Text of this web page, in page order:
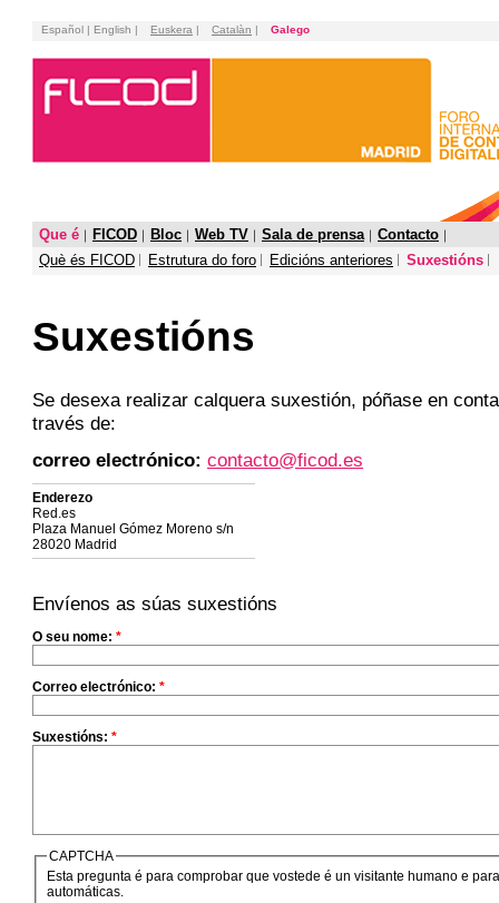
Español | English | Euskera | Catalàn | Galego
Que é FICOD Bloc Web TV Sala de prensa
Contacto
Què és FICOD
Estrutura do foro Edicións anteriores Suxestións
Suxestións
Se desexa realizar calquera suxestión, póñase en
través de:
correo electrónico: contacto@ficod.es
Enderezo
Red.es
Plaza Manuel Gómez Moreno s/n
28020 Madrid
Envíenos as súas suxestións
O seu nome: *
Correo electrónico: *
Suxestións: *
CAPTCHA
Esta pregunta é para comprobar que vostede é un visitante humano e
automáticas.